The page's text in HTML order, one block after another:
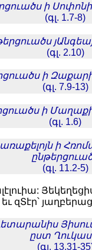
ի
(գլ. 1.7-8)
(գլ. 2.10)
ի
(գլ. 7.9-13)
ի
(գլ. 1.6)
ի
(գլ. 11.2-5)
զՏէր՝
ըստ
(գլ. 13.31-